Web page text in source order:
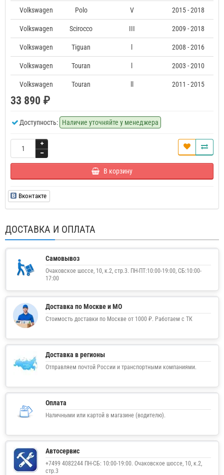
Volkswagen Polo V 2015 - 2018
Volkswagen Scirocco III 2009 - 2018
Volkswagen Tiguan 2008 - 2016
Volkswagen Touran 2003 - 2010
Volkswagen Touran 2011 - 2015
33 890 ₽
Доступность: Наличие уточняйте у менеджера
В корзину
Вконтакте
ДОСТАВКА И ОПЛАТА
Самовывоз
Очаковское шоссе, 10, к.2, стр.3. ПН-ПТ:10:00-19:00, СБ:10:00-
17:00
Доставка по Москве и МО
Стоимость доставки по Москве от 1000 ₽. Работаем с ТК
Доставка в регионы
Отправляем почтой России и транспортными компаниями.
Оплата
Наличными или картой в магазине (водителю).
Автосервис
+7499 4082244 ПН-СБ: 10:00-19:00. Очаковское шоссе, 10, к.2,
стр.3